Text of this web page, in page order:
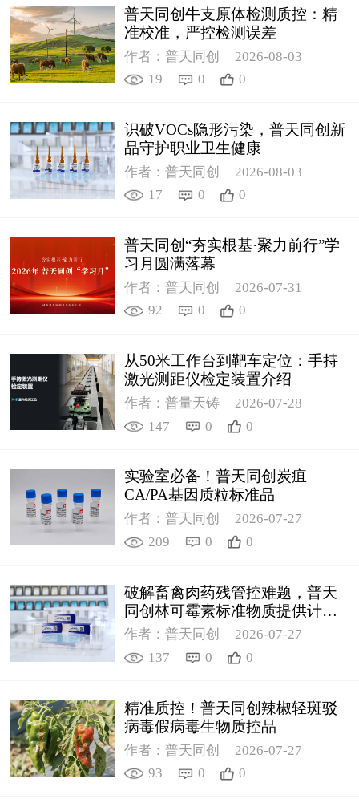
普天同创牛支原体检测质控：精
准校准，严控检测误差
作者：普天同创
2026-08-03
19
0 0
识破VOCs隐形污染，普天同创新
品守护职业卫生健康
作者：普天同创
2026-08-03
17
0 0
普天同创“夯实根基·聚力前行”学
习月圆满落幕
作者：普天同创
2026-07-31
92
0 0
从50米工作台到靶车定位：手持
激光测距仪检定装置介绍
作者：普量天铸
2026-07-28
147
0 0
实验室必备！普天同创炭疽
CA/PA基因质粒标准品
作者：普天同创
2026-07-27
209
0 0
破解畜禽肉药残管控难题，普天
同创林可霉素标准物质提供计量
支撑
作者：普天同创
2026-07-27
137
0 0
精准质控！普天同创辣椒轻斑驳
病毒假病毒生物质控品
作者：普天同创
2026-07-27
93
0 0